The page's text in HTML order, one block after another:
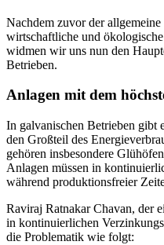
Nachdem zuvor der
wirtschaftliche und
widmen wir uns nun den
Betrieben.
Anlagen mit dem
In galvanischen Betrieben gibt
den Großteil des
gehören insbesondere
Anlagen müssen in
während produktionsfreier
Raviraj Ratnakar Chavan, der
in kontinuierlichen
die Problematik wie folgt: